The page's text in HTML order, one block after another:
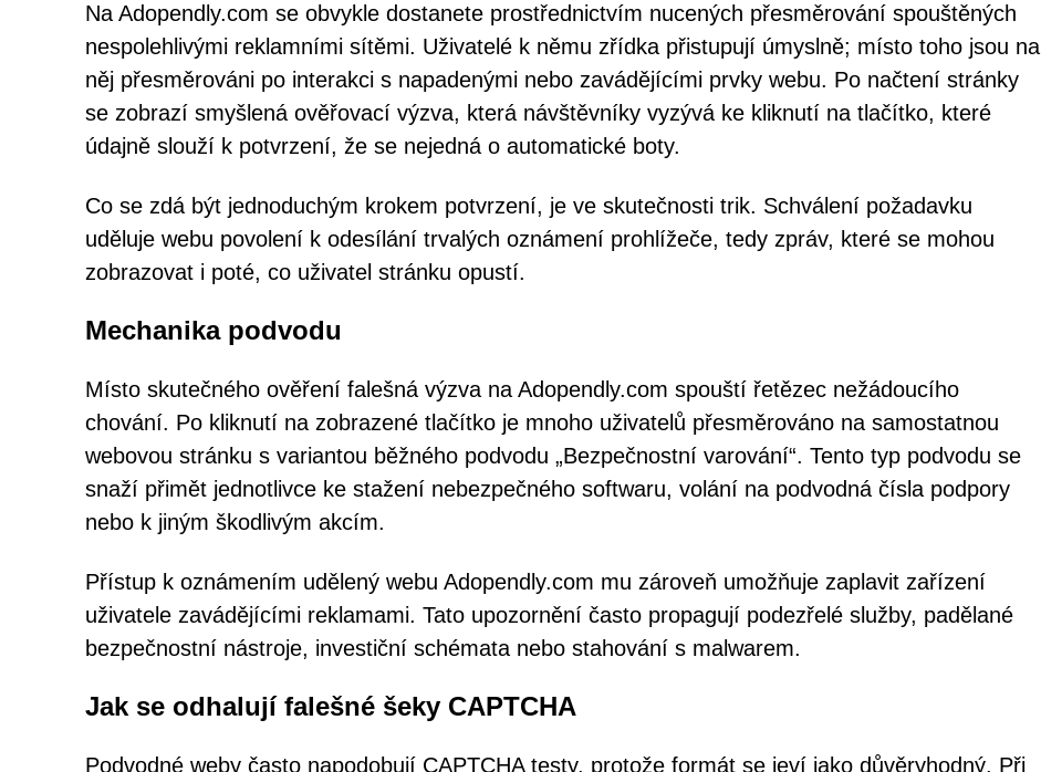
Na Adopendly.com se obvykle dostanete prostřednictvím nucených přesměrování spouštěných
nespolehlivými reklamními sítěmi. Uživatelé k němu zřídka přistupují úmyslně; místo toho jsou na
něj přesměrováni po interakci s napadenými nebo zavádějícími prvky webu. Po načtení stránky
se zobrazí smyšlená ověřovací výzva, která návštěvníky vyzývá ke kliknutí na tlačítko, které
údajně slouží k potvrzení, že se nejedná o automatické boty.
Co se zdá být jednoduchým krokem potvrzení, je ve skutečnosti trik. Schválení požadavku
uděluje webu povolení k odesílání trvalých oznámení prohlížeče, tedy zpráv, které se mohou
zobrazovat i poté, co uživatel stránku opustí.
Mechanika podvodu
Místo skutečného ověření falešná výzva na Adopendly.com spouští řetězec nežádoucího
chování. Po kliknutí na zobrazené tlačítko je mnoho uživatelů přesměrováno na samostatnou
webovou stránku s variantou běžného podvodu „Bezpečnostní varování“. Tento typ podvodu se
snaží přimět jednotlivce ke stažení nebezpečného softwaru, volání na podvodná čísla podpory
nebo k jiným škodlivým akcím.
Přístup k oznámením udělený webu Adopendly.com mu zároveň umožňuje zaplavit zařízení
uživatele zavádějícími reklamami. Tato upozornění často propagují podezřelé služby, padělané
bezpečnostní nástroje, investiční schémata nebo stahování s malwarem.
Jak se odhalují falešné šeky CAPTCHA
Podvodné weby často napodobují CAPTCHA testy, protože formát se jeví jako důvěryhodný. Při